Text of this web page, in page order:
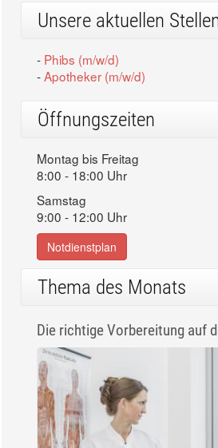
Unsere aktuellen
- Phibs (m/w/d)
-Apotheker (m/w/d)
Öffnungszeiten
Montag bis Freitag
8:00 - 18:00 Uhr
Samstag
9:00 - 12:00 Uhr
Notdienstplan
Thema des Monats
Die richtige Vorbereitung auf